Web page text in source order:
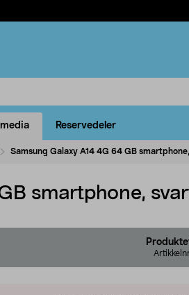
Reservedeler
Samsung Galaxy A14 4G 64 GB
smartphone,